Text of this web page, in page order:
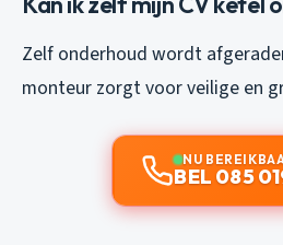
Zelf onderhoud wordt
monteur zorgt voor veilige en
NU
BEL 085